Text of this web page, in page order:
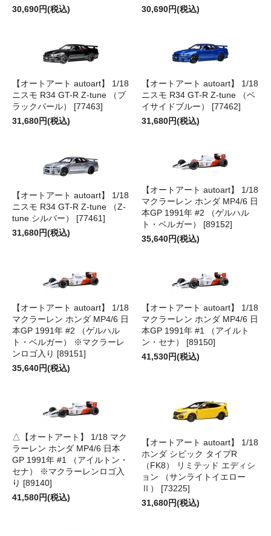
30,690円(税込)
30,690円(税込)
【オートアート autoart】 1/18
ニスモ R34 GT-R Z-tune （ブ
ラックパール） [77463]
31,680円(税込)
【オートアート autoart】 1/18
ニスモ R34 GT-R Z-tune （ベ
イサイドブルー） [77462]
31,680円(税込)
【オートアート autoart】 1/18
ニスモ R34 GT-R Z-tune （Z-
tune シルバー） [77461]
31,680円(税込)
【オートアート autoart】 1/18
マクラーレン ホンダ MP4/6 日
本GP 1991年 #2 （ゲルハル
ト・ベルガー） [89152]
35,640円(税込)
【オートアート autoart】 1/18
マクラーレン ホンダ MP4/6 日
本GP 1991年 #2 （ゲルハル
ト・ベルガー） ※マクラーレ
ンロゴ入り [89151]
35,640円(税込)
【オートアート autoart】 1/18
マクラーレン ホンダ MP4/6 日
本GP 1991年 #1 （アイルト
ン・セナ） [89150]
41,530円(税込)
△【オートアート】 1/18 マク
ラーレン ホンダ MP4/6 日本
GP 1991年 #1 （アイルトン・
セナ） ※マクラーレンロゴ入
り [89140]
41,580円(税込)
【オートアート autoart】 1/18
ホンダ シビック タイプR
（FK8） リミテッド エディシ
ョン （サンライトイエロー
Ⅱ） [73225]
31,680円(税込)